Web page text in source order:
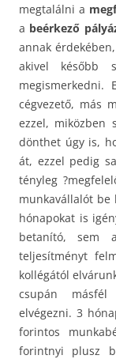
megtalálni a
a beérkező
annak
akivel később
megismerkedni.
cégvezető, más
ezzel, miközben
dönthet úgy is,
át, ezzel pedig
tényleg
munkavállalót be
hónapokat is
betanító, sem
teljesítményt
kollégától
csupán
elvégezni. 3
forintos
forintnyi plusz